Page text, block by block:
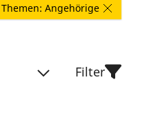
Themen: Angehörige
Filter